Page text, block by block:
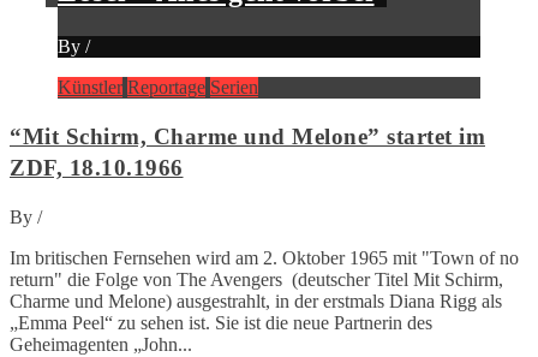
By /
Künstler Reportage Serien
“Mit Schirm, Charme und Melone” startet im
ZDF, 18.10.1966
By /
Im britischen Fernsehen wird am 2. Oktober 1965 mit "Town of no
return" die Folge von The Avengers (deutscher Titel Mit Schirm,
Charme und Melone) ausgestrahlt, in der erstmals Diana Rigg als
„Emma Peel“ zu sehen ist. Sie ist die neue Partnerin des
Geheimagenten „John...